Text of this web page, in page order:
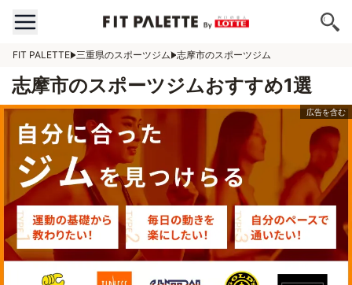
FIT PALETTE 三重県のスポーツジム 志摩市のスポーツジム
志摩市のスポーツジムおすすめ1選